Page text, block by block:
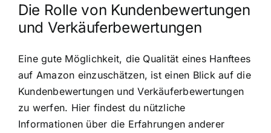
Die Rolle von Kundenbewertungen
und Verkäuferbewertungen
Eine gute Möglichkeit, die Qualität eines Hanftees
auf Amazon einzuschätzen, ist einen Blick auf die
Kundenbewertungen und Verkäuferbewertungen
zu werfen. Hier findest du nützliche
Informationen über die Erfahrungen anderer